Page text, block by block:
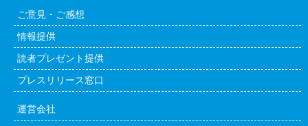
ご意見・ご感想
情報提供
読者プレゼント提供
プレスリリース窓口
運営会社